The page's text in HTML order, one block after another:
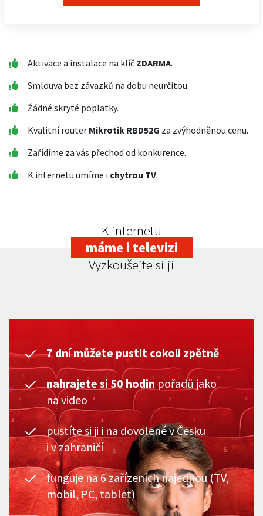
Aktivace a instalace na klíč ZDARMA.
Smlouva bez závazků na dobu neurčitou.
Žádné skryté poplatky.
Kvalitní router Mikrotik RBD52G za zvýhodněnou cenu.
Zařídíme za vás přechod od konkurence.
K internetu umíme i chytrou TV.
K internetu
máme i televizi
Vyzkoušejte si ji
7 dní můžete pustit cokoli zpětně
nahrajete si 50 hodin pořadů jako
na video
pustíte si ji i na dovolené v Česku
i v zahraničí
funguje na 6 zařízeních najednou (TV,
mobil, PC, tablet)